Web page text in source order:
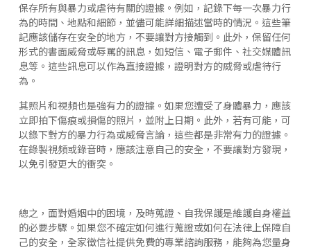
保存所有與暴力或虐待有關的證據。例如，記錄下每一次暴力行
為的時間、地點和細節，並儘可能詳細描述當時的情況。這些筆
記應該儲存在安全的地方，不要讓對方接觸到。此外，保留任何
形式的書面威脅或辱罵的訊息，如短信、電子郵件、社交媒體訊
息等。這些訊息可以作為直接證據，證明對方的威脅或虐待行
為。
其照片和視頻也是強有力的證據。如果您遭受了身體暴力，應該
立即拍下傷痕或損傷的照片，並附上日期。此外，若有可能，可
以錄下對方的暴力行為或威脅言論，這些都是非常有力的證據。
在錄製視頻或錄音時，應該注意自己的安全，不要讓對方發現，
以免引發更大的衝突。
總之，面對婚姻中的困境，及時蒐證、自我保護是維護自身權益
的必要步驟。如果您不確定如何進行蒐證或如何在法律上保障自
己的安全，全家徵信社提供免費的專業諮詢服務，能夠為您量身